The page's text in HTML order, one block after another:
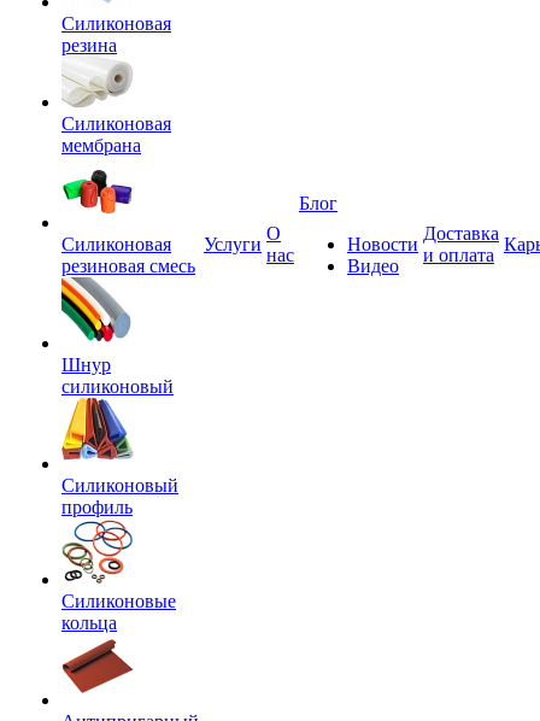
Силиконовая
резина
Силиконовая
мембрана
Силиконовая
резиновая смесь
Шнур
силиконовый
Силиконовый
профиль
Силиконовые
кольца
Услуги
О
нас
Блог
Новости
Видео
Доставка
и оплата